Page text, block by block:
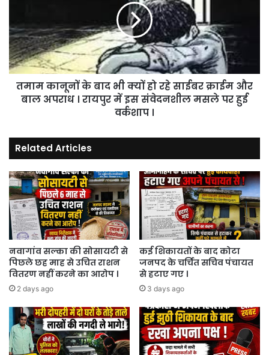
अर्जित
की
ऐसी
उपलब्धि
राज्यपाल
गौरान्वित
।
क्यों
हो
रहे
साईबर
क्राईम
।
रायपुर
में
इस
संवेदनशील
मसले
पर
हुई
वर्कशाप
।
तमाम कानूनों के बाद भी क्यों हो रहे साईबर क्राईम और
बाल अपराध । रायपुर में इस संवेदनशील मसले पर हुई
वर्कशाप ।
Related Articles
नवागांव सल्का की सोसायटी से
पिछले छह माह से उचित राशन
वितरण नहीं करने का आरोप ।
2 days ago
कई शिकायतों के बाद कोटा
जनपद के चर्चित सचिव पंचायत
से हटाए गए ।
3 days ago